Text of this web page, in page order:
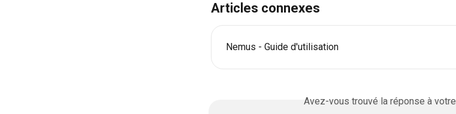
Articles connexes
Nemus - Guide d'utilisation
Avez-vous trouvé la réponse à